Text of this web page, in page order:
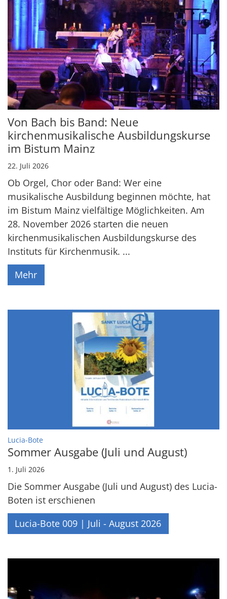
Von Bach bis Band: Neue
kirchenmusikalische Ausbildungskurse
im Bistum Mainz
22. Juli 2026
Ob Orgel, Chor oder Band: Wer eine
musikalische Ausbildung beginnen möchte, hat
im Bistum Mainz vielfältige Möglichkeiten. Am
28. November 2026 starten die neuen
kirchenmusikalischen Ausbildungskurse des
Instituts für Kirchenmusik. ...
Mehr
Lucia-Bote:
Sommer Ausgabe (Juli und August)
1. Juli 2026
Die Sommer Ausgabe (Juli und August) des Lucia-
Boten ist erschienen
Lucia-Bote 009 | Juli - August 2026